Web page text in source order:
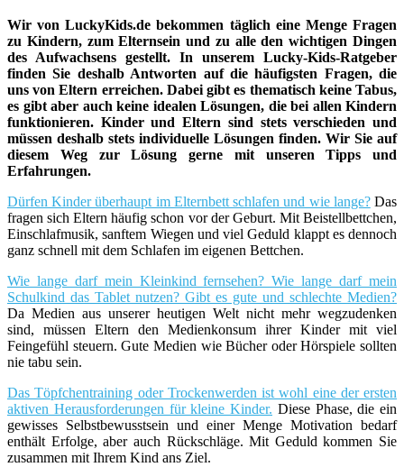
Wir von LuckyKids.de bekommen täglich eine Menge Fragen
zu Kindern, zum Elternsein und zu alle den wichtigen Dingen
des Aufwachsens gestellt. In unserem Lucky-Kids-Ratgeber
finden Sie deshalb Antworten auf die häufigsten Fragen, die
uns von Eltern erreichen. Dabei gibt es thematisch keine Tabus,
es gibt aber auch keine idealen Lösungen, die bei allen Kindern
funktionieren. Kinder und Eltern sind stets verschieden und
müssen deshalb stets individuelle Lösungen finden. Wir Sie auf
diesem Weg zur Lösung gerne mit unseren Tipps und
Erfahrungen.
Dürfen Kinder überhaupt im Elternbett schlafen und wie lange?Das
fragen sich Eltern häufig schon vor der Geburt. Mit Beistellbettchen,
Einschlafmusik, sanftem Wiegen und viel Geduld klappt es dennoch
ganz schnell mit dem Schlafen im eigenen Bettchen.
Wie lange darf mein Kleinkind fernsehen? Wie lange darf mein
Schulkind das Tablet nutzen? Gibt es gute und schlechte Medien?
Da Medien aus unserer heutigen Welt nicht mehr wegzudenken
sind, müssen Eltern den Medienkonsum ihrer Kinder mit viel
Feingefühl steuern. Gute Medien wie Bücher oder Hörspiele sollten
nie tabu sein.
Das Töpfchentraining oder Trockenwerden ist wohl eine der ersten
aktiven Herausforderungen für kleine Kinder. Diese Phase, die ein
gewisses Selbstbewusstsein und einer Menge Motivation bedarf
enthält Erfolge, aber auch Rückschläge. Mit Geduld kommen Sie
zusammen mit Ihrem Kind ans Ziel.